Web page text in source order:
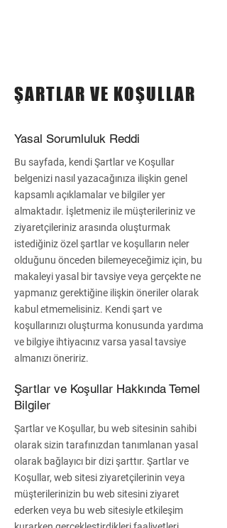
ŞARTLAR VE KOŞULLAR
Yasal Sorumluluk Reddi
Bu sayfada, kendi Şartlar ve Koşullar
belgenizi nasıl yazacağınıza ilişkin genel
kapsamlı açıklamalar ve bilgiler yer
almaktadır. İşletmeniz ile müşterileriniz ve
ziyaretçileriniz arasında oluşturmak
istediğiniz özel şartlar ve koşulların neler
olduğunu önceden bilemeyeceğimiz için, bu
makaleyi yasal bir tavsiye veya gerçekte ne
yapmanız gerektiğine ilişkin öneriler olarak
kabul etmemelisiniz. Kendi şart ve
koşullarınızı oluşturma konusunda yardıma
ve bilgiye ihtiyacınız varsa yasal tavsiye
almanızı öneririz.
Şartlar ve Koşullar Hakkında Temel
Bilgiler
Şartlar ve Koşullar, bu web sitesinin sahibi
olarak sizin tarafınızdan tanımlanan yasal
olarak bağlayıcı bir dizi şarttır. Şartlar ve
Koşullar, web sitesi ziyaretçilerinin veya
müşterilerinizin bu web sitesini ziyaret
ederken veya bu web sitesiyle etkileşim